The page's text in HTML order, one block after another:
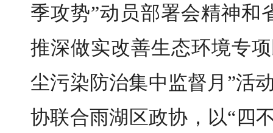
季攻势”动员部署会精神和
推深做实改善生态环境专
尘污染防治集中监督月”活
协联合雨湖区政协，以“四